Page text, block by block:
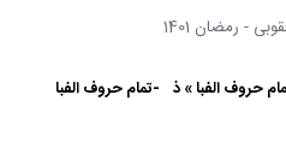
- رمضان 1401
حروف الفبا » ذ -تمام حروف الفبا